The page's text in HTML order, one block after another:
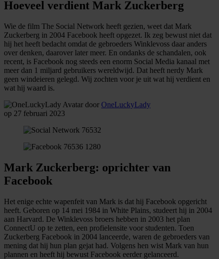
Hoeveel verdient Mark Zuckerberg
Wie de film The Social Network heeft gezien, weet dat Mark
Zuckerberg in 2004 Facebook heeft opgezet. Ik zeg bewust niet dat
hij het heeft bedacht omdat de gebroeders Winklevoss daar anders
over denken, daarover later meer. En ondanks de schandalen, ook
recent, is Facebook nog steeds een enorm Social Media kanaal met
meer dan 1 miljard gebruikers wereldwijd. Dat heeft nerdy Mark
geen windeieren gelegd. Wij zochten voor je uit wat hij verdient en
wat hij waard is.
door OneLuckyLady
op 27 februari 2023
Mark Zuckerberg: oprichter van
Facebook
Het enige echte wapenfeit van Mark is dat hij Facebook opgericht
heeft. Geboren op 14 mei 1984 in White Plains, studeert hij in 2004
aan Harvard. De Winklevoss broers hebben in 2003 het plan
ConnectU op te zetten, een profielensite voor studenten. Toen
Zuckerberg Facebook in 2004 lanceerde, waren de gebroeders van
mening dat hij hun plan gejat had. Volgens hen wist Mark van hun
plannen en heeft hij bewust Facebook eerder gelanceerd.